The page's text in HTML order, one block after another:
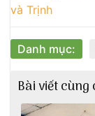
và Trịnh
Danh mục:
Bài viết cùng